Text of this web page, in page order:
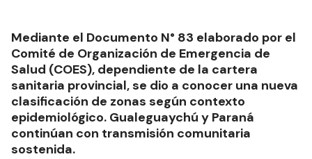
Mediante el Documento N° 83 elaborado por el
Comité de Organización de Emergencia de
Salud (COES), dependiente de la cartera
sanitaria provincial, se dio a conocer una nueva
clasificación de zonas según contexto
epidemiológico. Gualeguaychú y Paraná
continúan con transmisión comunitaria
sostenida.